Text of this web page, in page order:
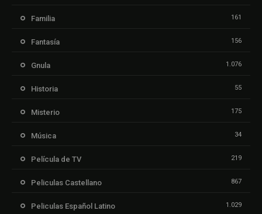
Familia 161
Fantasía 156
Gnula 1.076
Historia 55
Misterio 175
Música 34
Película de TV 219
Peliculas Castellano 867
Peliculas Español Latino 1.029